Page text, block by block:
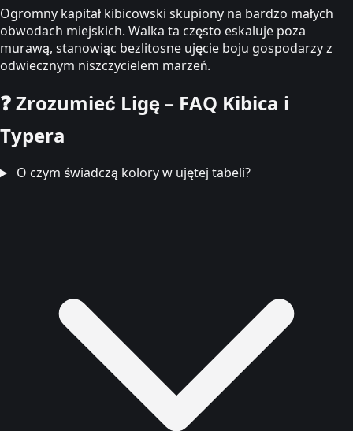
Ogromny kapitał kibicowski skupiony na bardzo małych
obwodach miejskich. Walka ta często eskaluje poza
murawą, stanowiąc bezlitosne ujęcie boju gospodarzy z
odwiecznym niszczycielem marzeń.
❓Zrozumieć Ligę – FAQ Kibica i
Typera
O czym świadczą kolory w ujętej tabeli?